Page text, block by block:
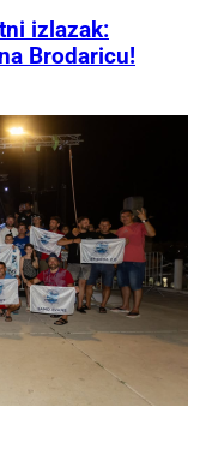
izlazak:
Brodaricu!